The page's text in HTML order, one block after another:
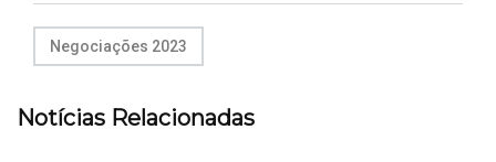
Negociações 2023
Notícias Relacionadas